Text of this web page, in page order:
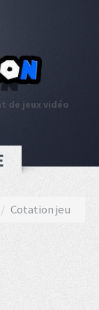
de jeux vidéo
Cotation jeu